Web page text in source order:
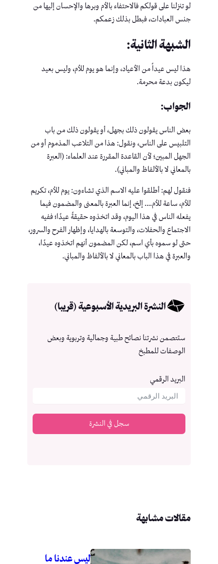
لو تنزلنا على قولكم فالاحتفاء بالأم وبرها والإحسان إليها من
جنس العبادات، فبطل بذلك زعمكم.
الشبهة الثانية:
هذا ليس عيداً من الأعياد، وإنما هو يوم للأم، وليس بعيد
ليكون بدعة محرمة.
الجواب:
بعض الناس يقولون ذلك بجهل، أو يقولون ذلك من باب
التلبيس على الناس، ونقول: هذا من التلاعب المذموم أو من
الجهل المبين؛ لأن القاعدة المقررة عند العلماء: (العبرة
بالمعاني لا بالألفاظ والمباني).
فنقول لهم: أطلقوا عليه الاسم الذي تشاءون: يوم للأم، تكريم
للأم، ساعة للأم…. إلخ، إنما العبرة بالمعنى والمضمون فيما
يفعله الناس في هذا اليوم، وقد اتخذوه حقيقةً عيدًا؛ ففيه
الاجتماع والحفلات، والتوسعة بالهدايا، وإظهار الفرح والسرور،
حتى لو سموه بأي اسم، لكن المضمون أنهم اتخذوه عيدًا،
والعبرة في هذا الباب بالمعاني لا بالألفاظ والمباني.
النشرة البريدية الأسبوعية (قريبا)
ستتصمن نشرتنا نصائح طبية وجمالية وتربوية وبعض
الوصفات للمطبخ
البريد الرقمي
سجل في النشرة
مقالات مشابهة
ليس عندنا ما